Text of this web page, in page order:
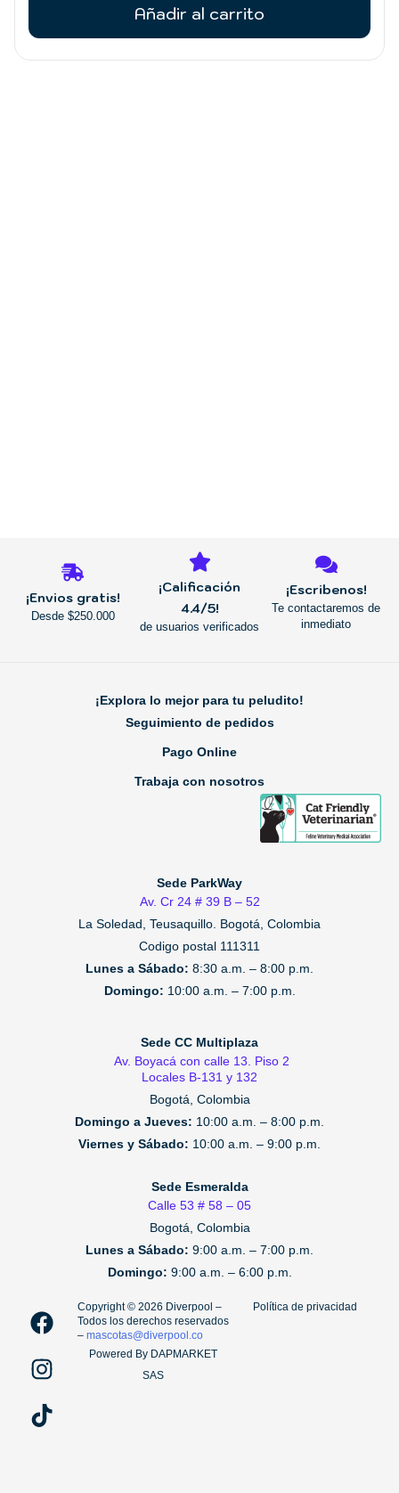
Añadir al carrito
¡Envios gratis!
Desde $250.000
¡Calificación
4.4/5!
de usuarios verificados
¡Escribenos!
Te contactaremos de
inmediato
¡Explora lo mejor para tu peludito!
Seguimiento de pedidos
Pago Online
Trabaja con nosotros
Sede ParkWay
Av. Cr 24 # 39 B – 52
La Soledad, Teusaquillo. Bogotá, Colombia
Codigo postal 111311
Lunes a Sábado: 8:30 a.m. – 8:00 p.m.
Domingo: 10:00 a.m. – 7:00 p.m.
Sede CC Multiplaza
Av. Boyacá con calle 13. Piso 2
Locales B-131 y 132
Bogotá, Colombia
Domingo a Jueves: 10:00 a.m. – 8:00 p.m.
Viernes y Sábado: 10:00 a.m. – 9:00 p.m.
Sede Esmeralda
Calle 53 # 58 – 05
Bogotá, Colombia
Lunes a Sábado: 9:00 a.m. – 7:00 p.m.
Domingo: 9:00 a.m. – 6:00 p.m.
F
a
c
e
b
o
I
n
s
t
a
g
T
i
k
t
o
k
Copyright ©️ 2026 Diverpool –
Todos los derechos reservados
–mascotas@diverpool.co
Powered By DAPMARKET
SAS
Política de privacidad